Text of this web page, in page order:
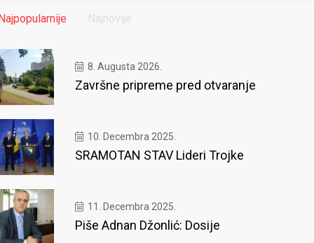
Najnovije
8. Augusta 2026.
Završne pripreme pred otvaranje
10. Decembra 2025.
SRAMOTAN STAV Lideri Trojke
11. Decembra 2025.
Piše Adnan Džonlić: Dosije